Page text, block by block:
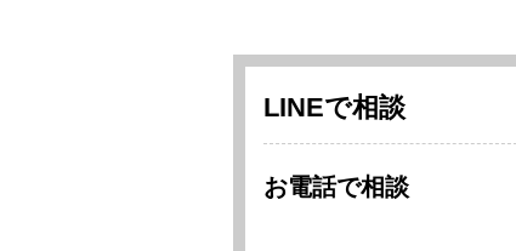
LINEで相談
お電話で相談